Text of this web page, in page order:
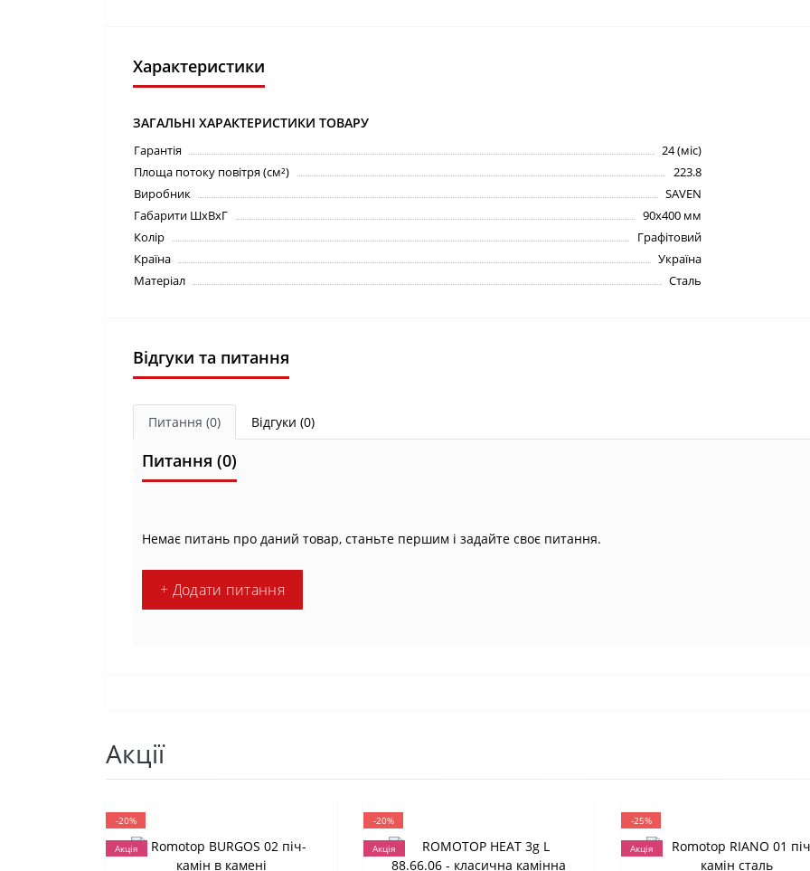
Характеристики
ЗАГАЛЬНІ ХАРАКТЕРИСТИКИ ТОВАРУ
Гарантія
24 (міс)
Площа потоку повітря (см²)
223.8
Виробник
SAVEN
Габарити ШхВхГ
90х400 мм
Колір
Графітовий
Країна
Україна
Матеріал
Сталь
Відгуки та питання
Питання (0) Відгуки (0)
Питання (0)
Немає питань про даний товар, станьте першим і задайте своє питання.
+ Додати питання
Акції
-20%
Акція
-20%
Акція
-25%
Акція